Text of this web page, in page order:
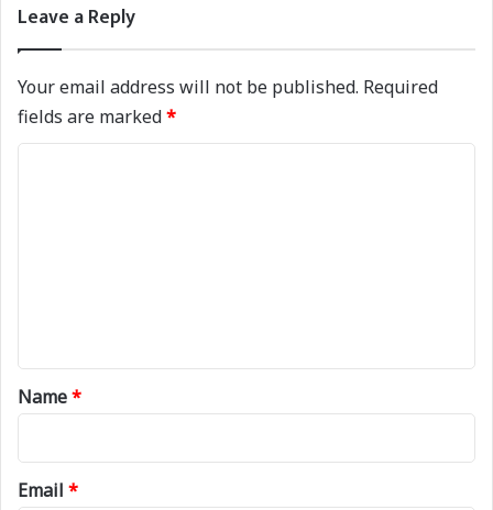
Leave a Reply
Your email address will not be published. Required
fields are marked*
*
Name*
Email *